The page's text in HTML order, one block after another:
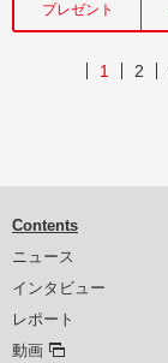
プレゼント
1 2
Contents
ニュース
インタビュー
レポート
動画